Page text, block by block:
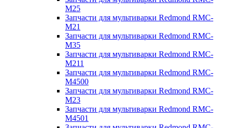
M25
Запчасти для мультиварки Redmond RMC-
M21
Запчасти для мультиварки Redmond RMC-
M35
Запчасти для мультиварки Redmond RMC-
M211
Запчасти для мультиварки Redmond RMC-
M4500
Запчасти для мультиварки Redmond RMC-
M23
Запчасти для мультиварки Redmond RMC-
M4501